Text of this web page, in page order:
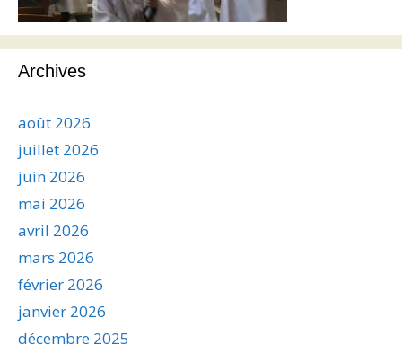
Archives
août 2026
juillet 2026
juin 2026
mai 2026
avril 2026
mars 2026
février 2026
janvier 2026
décembre 2025